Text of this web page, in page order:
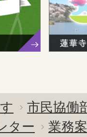
市民協働
ター
業務